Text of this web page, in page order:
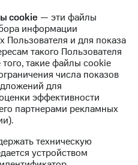
cookie — эти файлы
информации
Пользователя и для показа
такого Пользователя
такие файлы cookie
числа показов
для
эффективности
партнерами рекламных
техническую
устройством